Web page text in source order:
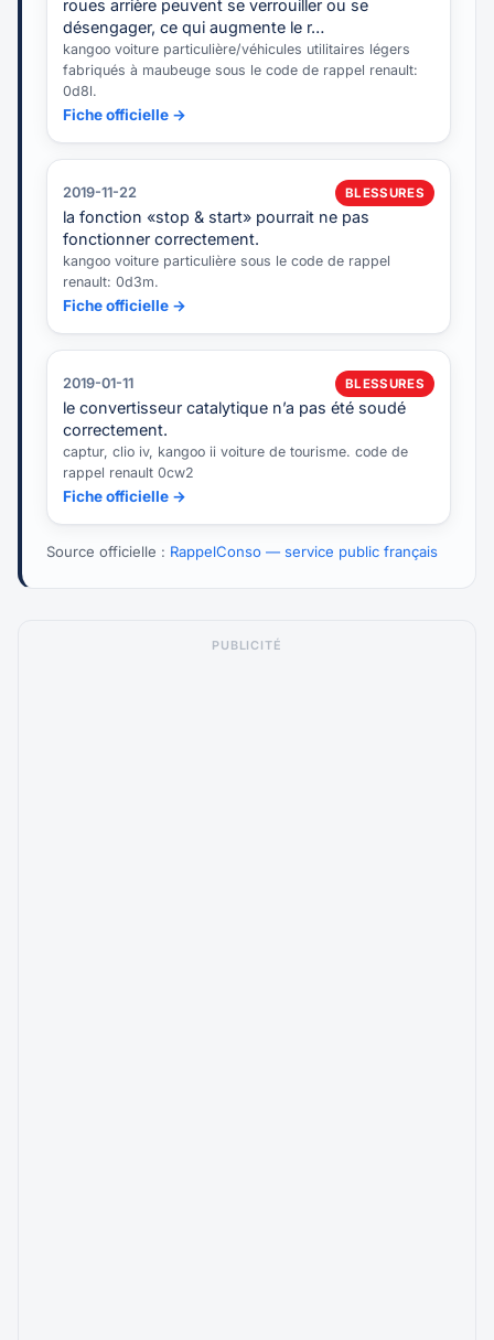
roues arrière peuvent se verrouiller ou se
désengager, ce qui augmente le r…
kangoo voiture particulière/véhicules utilitaires légers
fabriqués à maubeuge sous le code de rappel renault:
0d8l.
Fiche officielle →
2019-11-22 BLESSURES
la fonction «stop & start» pourrait ne pas
fonctionner correctement.
kangoo voiture particulière sous le code de rappel
renault: 0d3m.
Fiche officielle →
2019-01-11 BLESSURES
le convertisseur catalytique n’a pas été soudé
correctement.
captur, clio iv, kangoo ii voiture de tourisme. code de
rappel renault 0cw2
Fiche officielle →
Source officielle : RappelConso — service public français
PUBLICITÉ